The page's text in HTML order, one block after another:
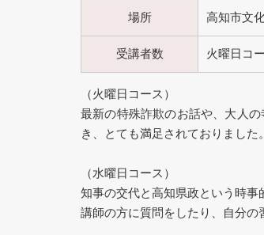
場所 高知市文
受講者数 火曜日コ
（火曜日コース）
最新の特殊詐欺のお話や、大人
き、とても満足されておりました。
（水曜日コース）
知事の交代と高知県政という時事
講師の方に質問をしたり、自分の